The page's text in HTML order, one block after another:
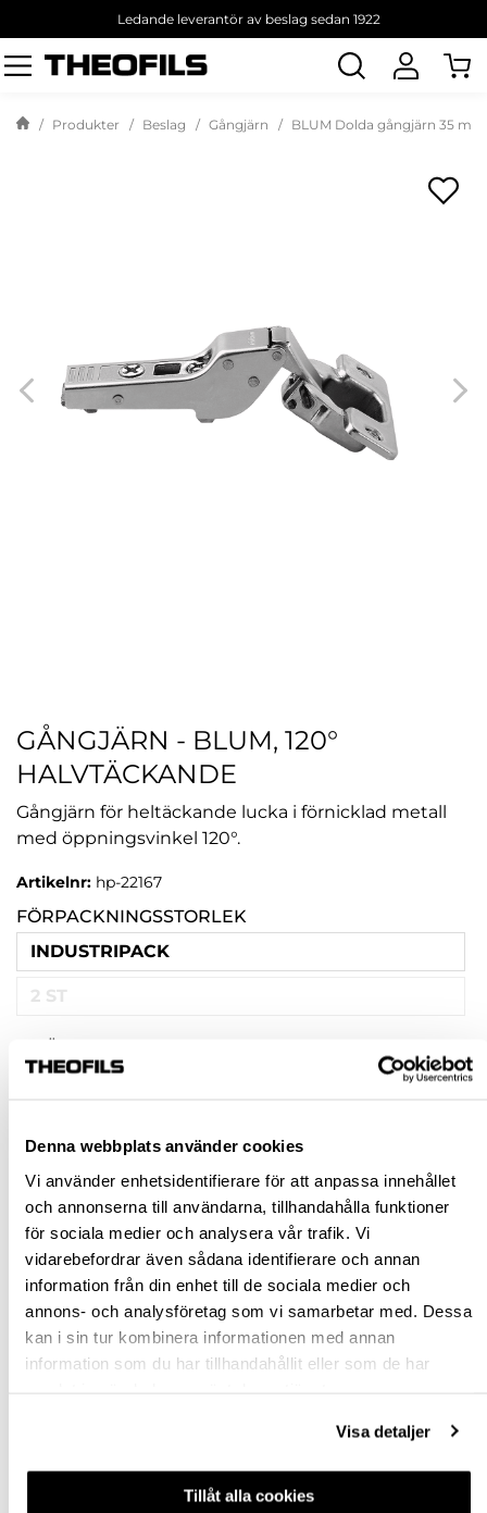
Denna webbplats använder cookies
Vi använder enhetsidentifierare för att anpassa innehållet
och annonserna till användarna, tillhandahålla funktioner
för sociala medier och analysera vår trafik. Vi
vidarebefordrar även sådana identifierare och annan
information från din enhet till de sociala medier och
annons- och analysföretag som vi samarbetar med. Dessa
kan i sin tur kombinera informationen med annan
information som du har tillhandahållit eller som de har
Visa detaljer
Tillåt alla cookies
Ledande leverantör av beslag sedan 1922
Sök
produkt
Produkter Beslag Gångjärn BLUM Dolda gångjärn 35 mm
GÅNGJÄRN - BLUM, 120°
HALVTÄCKANDE
Gångjärn för heltäckande lucka i förnicklad metall
med öppningsvinkel 120°.
Artikelnr: hp-22167
FÖRPACKNINGSSTORLEK
INDUSTRIPACK
2 ST
INFÄSTNING
INSERTA
Rensa val
st
VÄLJ VARIANT
Snabba leveranser